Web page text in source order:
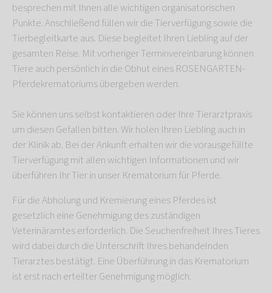
besprechen mit Ihnen alle wichtigen organisatorischen
Punkte. Anschließend füllen wir die Tierverfügung sowie die
Tierbegleitkarte aus. Diese begleitet Ihren Liebling auf der
gesamten Reise. Mit vorheriger Terminvereinbarung können
Tiere auch persönlich in die Obhut eines ROSENGARTEN-
Pferdekrematoriums übergeben werden.
Sie können uns selbst kontaktieren oder Ihre Tierarztpraxis
um diesen Gefallen bitten. Wir holen Ihren Liebling auch in
der Klinik ab. Bei der Ankunft erhalten wir die vorausgefüllte
Tierverfügung mit allen wichtigen Informationen und wir
überführen Ihr Tier in unser Krematorium für Pferde.
Für die Abholung und Kremierung eines Pferdes ist
gesetzlich eine Genehmigung des zuständigen
Veterinäramtes erforderlich. Die Seuchenfreiheit Ihres Tieres
wird dabei durch die Unterschrift Ihres behandelnden
Tierarztes bestätigt. Eine Überführung in das Krematorium
ist erst nach erteilter Genehmigung möglich.